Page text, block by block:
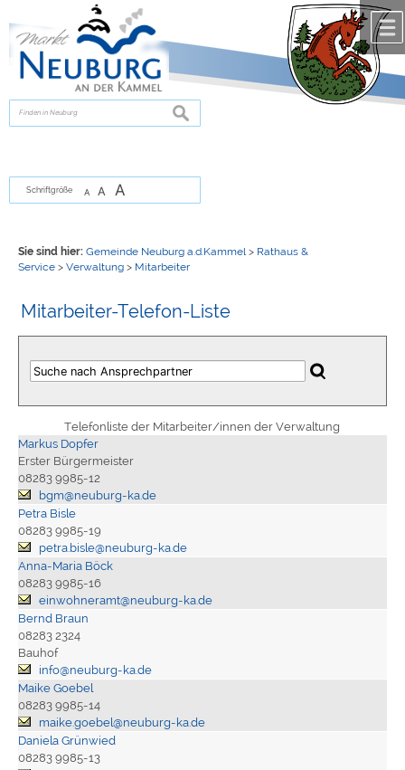
zur Navigationoder
springen.
suchen
Schriftgröße A A A
Sie sind hier: Gemeinde Neuburg a.d.Kammel > Rathaus &
Service> Verwaltung> Mitarbeiter
Mitarbeiter-Telefon-Liste
Telefonliste der Mitarbeiter/innen der Verwaltung
Markus Dopfer
Erster Bürgermeister
08283 9985-12
bgm@neuburg-ka.de
Petra Bisle
08283 9985-19
petra.bisle@neuburg-ka.de
Anna-Maria Böck
08283 9985-16
einwohneramt@neuburg-ka.de
Bernd Braun
08283 2324
Bauhof
info@neuburg-ka.de
Maike Goebel
08283 9985-14
maike.goebel@neuburg-ka.de
Daniela Grünwied
08283 9985-13